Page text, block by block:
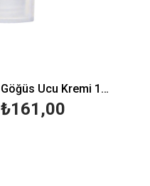
Mustela Maternite Göğüs Ucu Kremi 10 ml
₺161,00